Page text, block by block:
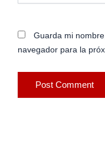
Guarda mi
navegador para la